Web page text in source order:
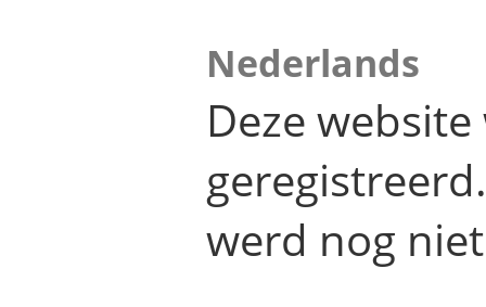
Nederlands
Deze
werd nog